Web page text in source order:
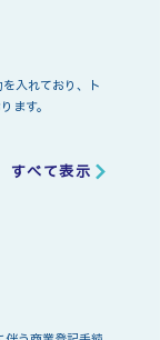
入れており、ト
ます。
すべて表示